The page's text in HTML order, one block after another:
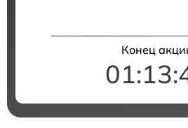
Конец